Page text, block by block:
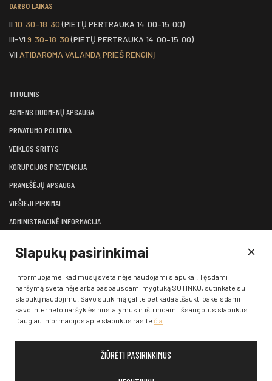
Slapukų pasirinkimai
Informuojame, kad mūsų svetainėje naudojami slapukai. Tęsdami
naršymą svetainėje arba paspausdami mygtuką SUTINKU, sutinkate su
slapukų naudojimu. Savo sutikimą galite bet kada atšaukti pakeisdami
savo interneto naršyklės nustatymus ir ištrindami išsaugotus slapukus.
Daugiau informacijos apie slapukus rasite čia
ŽIŪRĖTI PASIRINKIMUS
DARBO LAIKAS
II 10:30–18:30(PIETŲ PERTRAUKA 14:00–15:00)
III-VI 9:30–18:30(PIETŲ PERTRAUKA 14:00–15:00)
VII ATIDAROMA VALANDĄ PRIEŠ RENGINĮ
TITULINIS
ASMENS DUOMENŲ APSAUGA
PRIVATUMO POLITIKA
VEIKLOS SRITYS
KORUPCIJOS PREVENCIJA
PRANEŠĖJŲ APSAUGA
VIEŠIEJI PIRKIMAI
ADMINISTRACINĖ INFORMACIJA
ATVIRI DUOMENYS
KONSULTAVIMASIS SU VISUOMENE
KONTAKTAI